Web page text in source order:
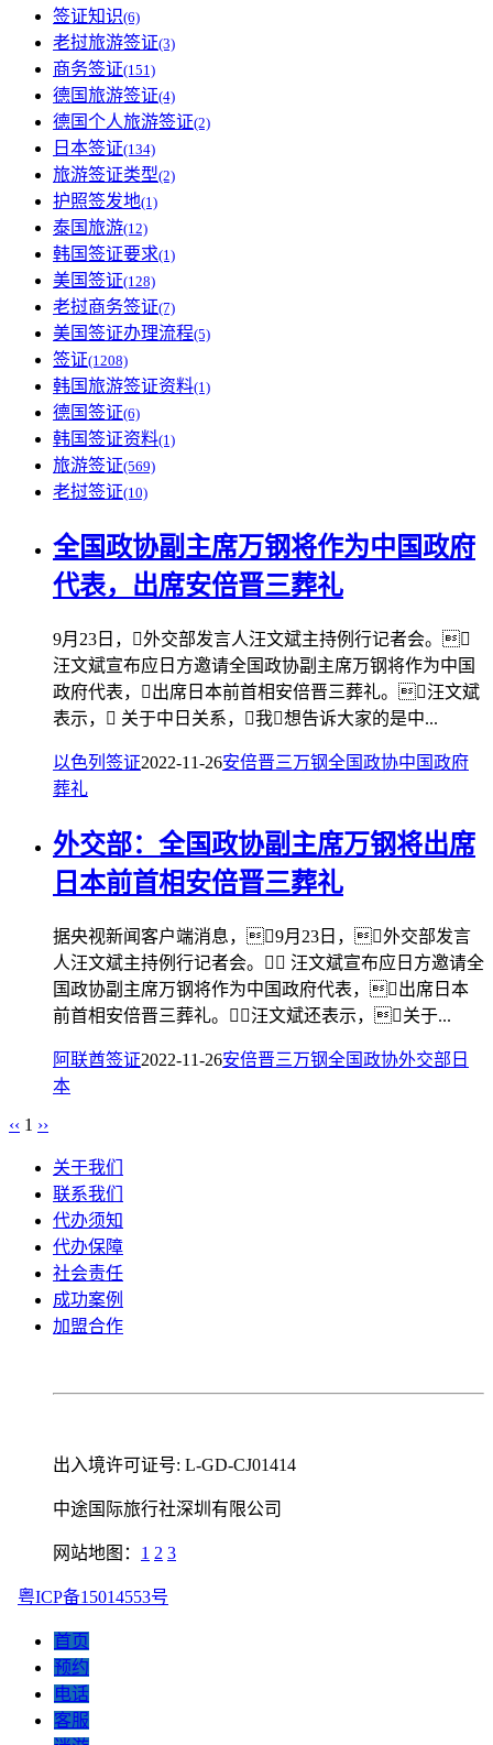
签证知识(6)
老挝旅游签证(3)
商务签证(151)
德国旅游签证(4)
德国个人旅游签证(2)
日本签证(134)
旅游签证类型(2)
护照签发地(1)
泰国旅游(12)
韩国签证要求(1)
美国签证(128)
老挝商务签证(7)
美国签证办理流程(5)
签证(1208)
韩国旅游签证资料(1)
德国签证(6)
韩国签证资料(1)
旅游签证(569)
老挝签证(10)
全国政协副主席万钢将作为中国政府
代表，出席安倍晋三葬礼
9月23日，外交部发言人汪文斌主持例行记者会。
汪文斌宣布应日方邀请全国政协副主席万钢将作为中国
政府代表，出席日本前首相安倍晋三葬礼。汪文斌
表示， 关于中日关系，我想告诉大家的是中...
以色列签证2022-11-26安倍晋三万钢全国政协中国政府
葬礼
外交部：全国政协副主席万钢将出席
日本前首相安倍晋三葬礼
据央视新闻客户端消息，9月23日，外交部发言
人汪文斌主持例行记者会。 汪文斌宣布应日方邀请全
国政协副主席万钢将作为中国政府代表，出席日本
前首相安倍晋三葬礼。汪文斌还表示，关于...
阿联酋签证2022-11-26安倍晋三万钢全国政协外交部 日
本
‹‹ 1 ››
关于我们
联系我们
代办须知
代办保障
社会责任
成功案例
加盟合作
出入境许可证号: L-GD-CJ01414
中途国际旅行社深圳有限公司
网站地图： 1 2 3
粤ICP备15014553号
首页
预约
电话
客服